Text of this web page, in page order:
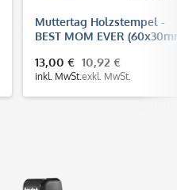
Muttertag Holzstempel -
BEST MOM EVER
13,00 €
inkl. MwSt.
10,92 €
exkl. MwSt.